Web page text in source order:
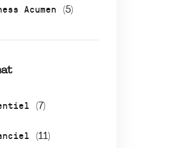
Acumen (5)
(7)
(11)